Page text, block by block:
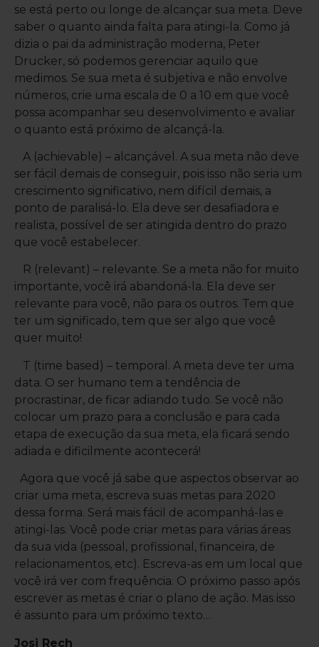
se está perto ou longe de alcançar sua meta. Deve
saber o quanto ainda falta para atingi-la. Como já
dizia o pai da administração moderna, Peter
Drucker, só podemos gerenciar aquilo que
medimos. Se sua meta é subjetiva e não envolve
números, crie uma escala de 0 a 10 em que você
possa acompanhar seu desenvolvimento e avaliar
o quanto está próximo de alcançá-la.
A (achievable) – alcançável. A sua meta não deve
ser fácil demais de conseguir, pois isso não seria um
crescimento significativo, nem difícil demais, a
ponto de paralisá-lo. Ela deve ser desafiadora e
realista, possível de ser atingida dentro do prazo
que você estabelecer.
R (relevant) – relevante. Se a meta não for muito
importante, você irá abandoná-la. Ela deve ser
relevante para você, não para os outros. Tem que
ter um significado, tem que ser algo que você
quer muito!
T (time based) – temporal. A meta deve ter uma
data. O ser humano tem a tendência de
procrastinar, de ficar adiando tudo. Se você não
colocar um prazo para a conclusão e para cada
etapa de execução da sua meta, ela ficará sendo
adiada e dificilmente acontecerá!
Agora que você já sabe que aspectos observar ao
criar uma meta, escreva suas metas para 2020
dessa forma. Será mais fácil de acompanhá-las e
atingi-las. Você pode criar metas para várias áreas
da sua vida (pessoal, profissional, financeira, de
relacionamentos, etc). Escreva-as em um local que
você irá ver com frequência. O próximo passo após
escrever as metas é criar o plano de ação. Mas isso
é assunto para um próximo texto…
Josi Rech